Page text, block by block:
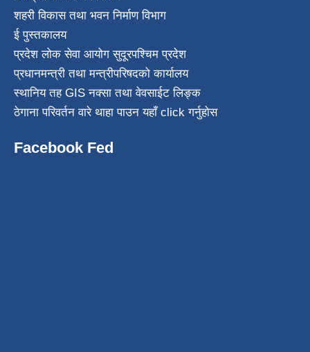
शहरी विकास तथा भवन निर्माण विभाग
ई पुस्तकालय
प्रदेश लोक सेवा आयोग सुदूरपश्चिम प्रदेश
प्रधानमन्त्री तथा मन्त्रीपरिषदको कार्यालय
स्थानिय तह GIS नक्सा तथा वेवसाईट लिङ्क
ठेगाना परिवर्तन वारे थाहा पाउन यहाँ click गर्नुहोस
Facebook Fed